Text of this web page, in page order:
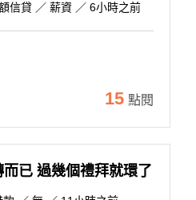
信貸 ／ 薪資 ／ 6小時之前
15 點閱
已 過幾個禮拜就環了